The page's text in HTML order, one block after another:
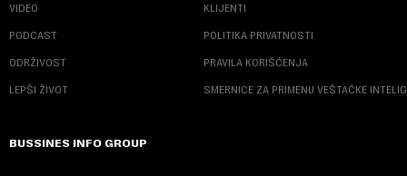
VIDEO
PODCAST
ODRŽIVOST
LEPŠI ŽIVOT
KLIJENTI
POLITIKA PRIVATNOSTI
PRAVILA KORIŠĆENJA
SMERNICE ZA PRIMENU VEŠTAČKE
BUSSINES INFO GROUP